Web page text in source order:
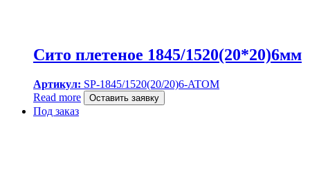
Сито плетеное 1845/1520(20*20)6мм
Артикул: SP-1845/1520(20/20)6-ATOM
Read more
Оставить заявку
Под заказ